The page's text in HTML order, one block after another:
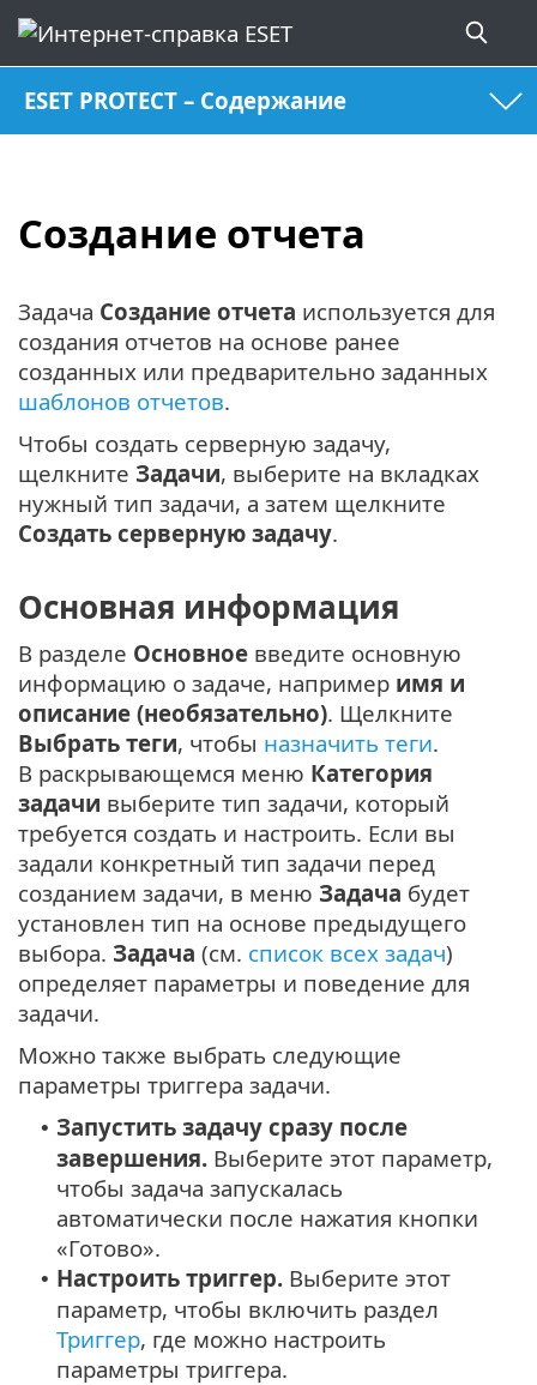
ESET PROTECT – Содержание
Создание отчета
Задача Создание отчета используется для
создания отчетов на основе ранее
созданных или предварительно заданных
шаблонов отчетов.
Чтобы создать серверную задачу,
щелкните Задачи, выберите на вкладках
нужный тип задачи, а затем щелкните
Создать серверную задачу.
Основная информация
В разделе Основное введите основную
информацию о задаче, например имя и
описание (необязательно). Щелкните
Выбрать теги, чтобы назначить теги.
В раскрывающемся меню Категория
задачи выберите тип задачи, который
требуется создать и настроить. Если вы
задали конкретный тип задачи перед
созданием задачи, в меню Задача будет
установлен тип на основе предыдущего
выбора. Задача (см. список всех задач)
определяет параметры и поведение для
задачи.
Можно также выбрать следующие
параметры триггера задачи.
• Запустить задачу сразу после
завершения. Выберите этот параметр,
чтобы задача запускалась
автоматически после нажатия кнопки
«Готово».
• Настроить триггер. Выберите этот
параметр, чтобы включить раздел
Триггер, где можно настроить
параметры триггера.